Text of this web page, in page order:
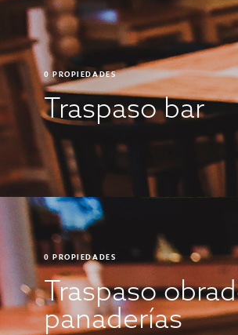
0 PROPIEDADES
Traspaso bar
0 PROPIEDADES
Traspaso
panaderías